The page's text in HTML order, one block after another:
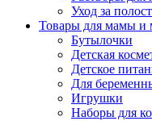
Уход за
Товары для мамы и
Бутылочки
Детская
Детское
Для
Игрушки
Наборы для